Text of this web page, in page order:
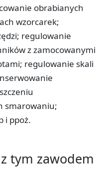
obrabianych
wzorcarek;
regulowanie
z zamocowanymi
regulowanie skali
smarowaniu;
i ppoż.
tym zawodem